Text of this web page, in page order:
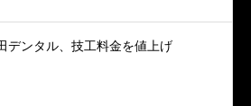
デンタル、技工料金を値上げ